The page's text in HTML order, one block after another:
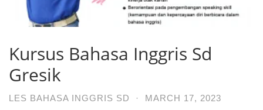
Kursus Bahasa Inggris Sd
Gresik
LES BAHASA INGGRIS SD · MARCH 17, 2023